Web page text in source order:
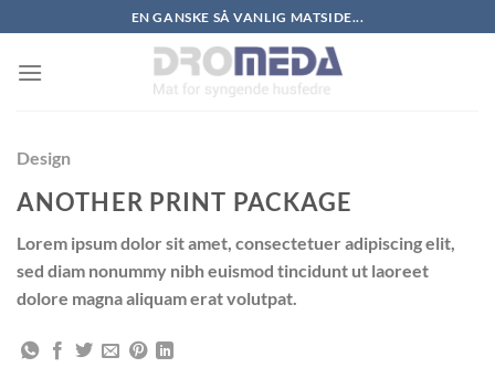
to
content
EN GANSKE SÅ VANLIG MATSIDE...
Design
ANOTHER PRINT PACKAGE
Lorem ipsum dolor sit amet, consectetuer adipiscing elit,
sed diam nonummy nibh euismod tincidunt ut laoreet
dolore magna aliquam erat volutpat.